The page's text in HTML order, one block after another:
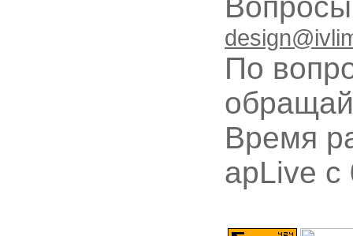
По
Время
apLive c